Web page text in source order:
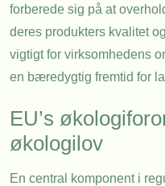
forberede sig på at
deres produkters kvalitet
vigtigt for virksomhedens
en bæredygtig fremtid for
EU’s
økologilov
En central komponent i